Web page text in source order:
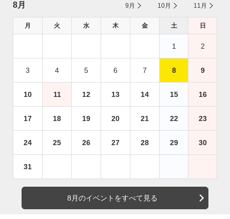
8月 9月 10月 11月
月 火 水 木 金 土 日
1 2
3 4 5 6 7 8 9
10 11 12 13 14 15 16
17 18 19 20 21 22 23
24 25 26 27 28 29 30
31
8月のイベントをすべて見る